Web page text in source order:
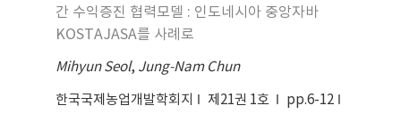
간 수익증진 협력모델 : 인도네시아 중앙자바
KOSTAJASA를 사례로
Mihyun Seol, Jung-Nam Chun
한국국제농업개발학회지 제21권 1호
pp.6-12